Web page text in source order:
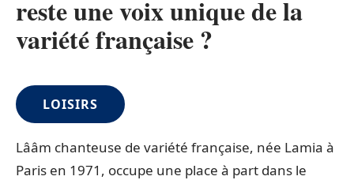
reste une voix unique de la
variété française ?
LOISIRS
Lââm chanteuse de variété française, née Lamia à
Paris en 1971, occupe une place à part dans le